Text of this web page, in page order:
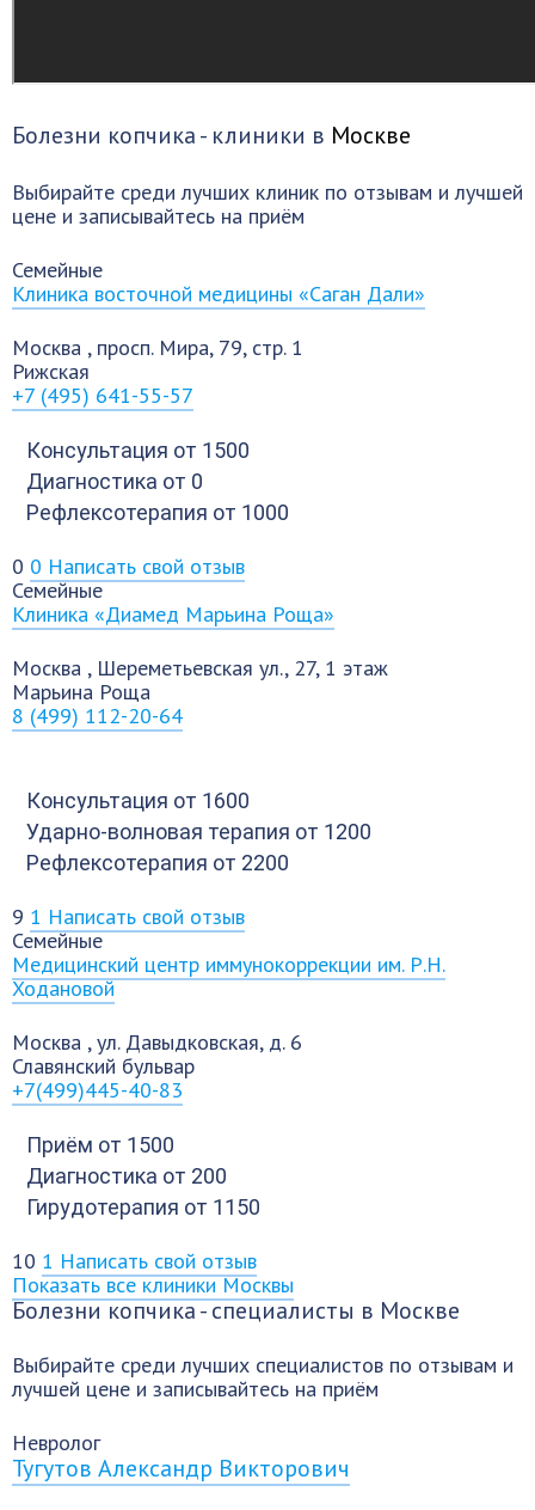
Болезни копчика - клиники в Москве
Выбирайте среди лучших клиник по отзывам и лучшей
цене и записывайтесь на приём
Семейные
Клиника восточной медицины «Саган Дали»
Москва , просп. Мира, 79, стр. 1
Рижская
+7 (495) 641-55-57
Консультация от 1500
Диагностика от 0
Рефлексотерапия от 1000
0 0 Написать свой отзыв
Семейные
Клиника «Диамед Марьина Роща»
Москва , Шереметьевская ул., 27, 1 этаж
Марьина Роща
8 (499) 112-20-64
Консультация от 1600
Ударно-волновая терапия от 1200
Рефлексотерапия от 2200
9 1 Написать свой отзыв
Семейные
Медицинский центр иммунокоррекции им. Р.Н.
Ходановой
Москва ,ул. Давыдковская, д. 6
Славянский бульвар
+7(499)445-40-83
Приём от 1500
Диагностика от 200
Гирудотерапия от 1150
10 1 Написать свой отзыв
Показать все клиники Москвы
Болезни копчика - специалисты в Москве
Выбирайте среди лучших специалистов по отзывам и
лучшей цене и записывайтесь на приём
Невролог
Тугутов Александр Викторович